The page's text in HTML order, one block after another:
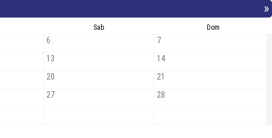
»
Sab Dom
6
7
13
14
20
21
27
28